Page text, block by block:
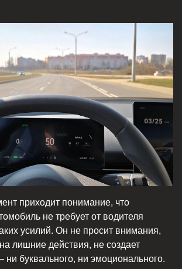
приходит понимание, что
не требует от водителя
усилий. Он не просит внимания,
лишние действия, не создает
буквального, ни эмоционального.